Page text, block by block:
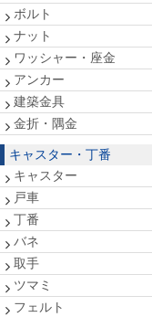
ボルト
ナット
ワッシャー・座金
アンカー
建築金具
金折・隅金
キャスター・丁番
キャスター
戸車
丁番
バネ
取手
ツマミ
フェルト